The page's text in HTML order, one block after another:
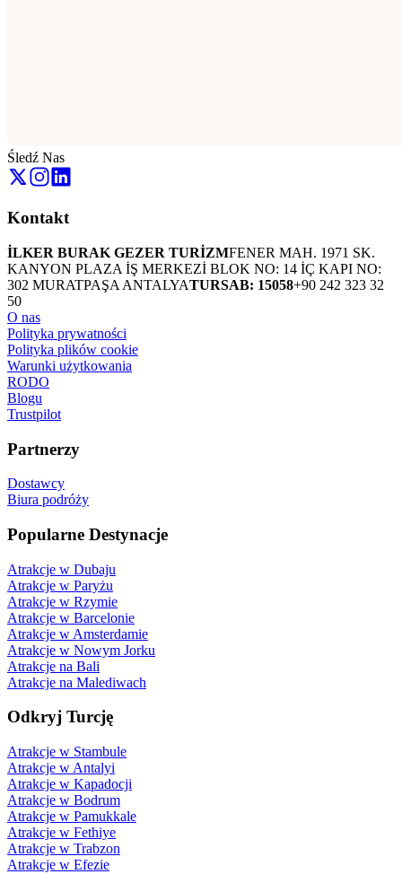
Śledź Nas
Kontakt
İLKER BURAK GEZER TURİZMFENER MAH. 1971 SK.
KANYON PLAZA İŞ MERKEZİ BLOK NO: 14 İÇ KAPI NO:
302 MURATPAŞA ANTALYATURSAB: 15058+90 242 323 32
50
O nas
Polityka prywatności
Polityka plików cookie
Warunki użytkowania
RODO
Blogu
Trustpilot
Partnerzy
Dostawcy
Biura podróży
Popularne Destynacje
Atrakcje w Dubaju
Atrakcje w Paryżu
Atrakcje w Rzymie
Atrakcje w Barcelonie
Atrakcje w Amsterdamie
Atrakcje w Nowym Jorku
Atrakcje na Bali
Atrakcje na Malediwach
Odkryj Turcję
Atrakcje w Stambule
Atrakcje w Antalyi
Atrakcje w Kapadocji
Atrakcje w Bodrum
Atrakcje w Pamukkale
Atrakcje w Fethiye
Atrakcje w Trabzon
Atrakcje w Efezie